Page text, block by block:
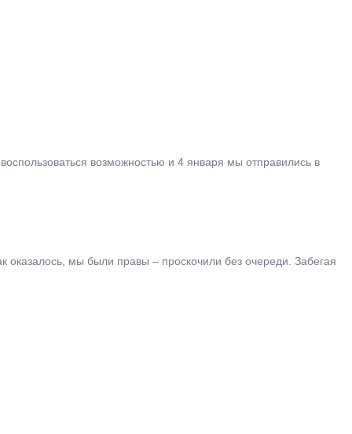
возможностью и 4 января мы отправились в
оказалось, мы были правы – проскочили без очереди. Забегая